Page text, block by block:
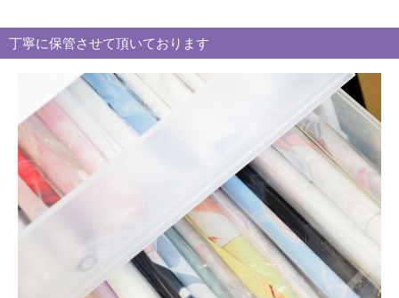
リ
ー
ロ
グ
丁寧に保管させて頂いております